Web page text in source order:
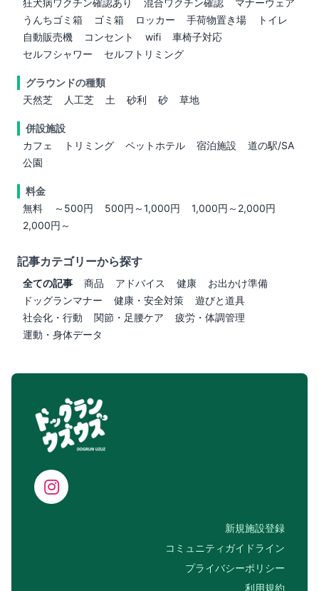
狂犬病ワクチン確認あり
混合ワクチン確認
マナーウェア
うんちゴミ箱
ゴミ箱 ロッカー 手荷物置き場
トイレ
自動販売機
コンセント wifi
車椅子対応
セルフシャワー
セルフトリミング
グラウンドの種類
天然芝
人工芝 土 砂利 砂 草地
併設施設
カフェ
トリミング ペットホテル 宿泊施設
道の駅/SA
公園
料金
無料
～500円 500円～1,000円
1,000円～2,000円
2,000円～
記事カテゴリーから探す
全ての記事 商品 アドバイス 健康
お出かけ準備
ドッグランマナー
健康・安全対策
遊びと道具
社会化・行動
関節・足腰ケア
疲労・体調管理
運動・身体データ
新規施設登録
コミュニティガイドライン
プライバシーポリシー
利用規約